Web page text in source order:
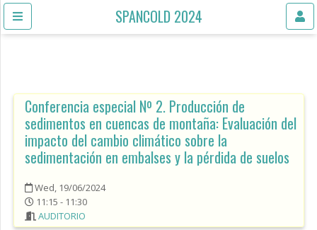
SPANCOLD 2024
Conferencia especial Nº 2. Producción de
sedimentos en cuencas de montaña: Evaluación del
impacto del cambio climático sobre la
sedimentación en embalses y la pérdida de suelos
Wed, 19/06/2024
11:15 - 11:30
AUDITORIO